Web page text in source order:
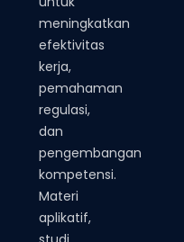
meningkatkan
efektivitas
kerja,
pemahaman
regulasi,
dan
pengembangan
kompetensi.
Materi
aplikatif,